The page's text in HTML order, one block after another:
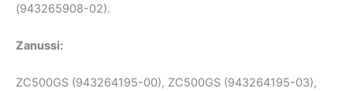
(943265908-02).
Zanussi:
ZC500GS (943264195-00), ZC500GS (943264195-03),